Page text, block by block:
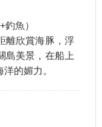
魚）
離欣賞海豚，浮
島美景，在船上
的媚力。